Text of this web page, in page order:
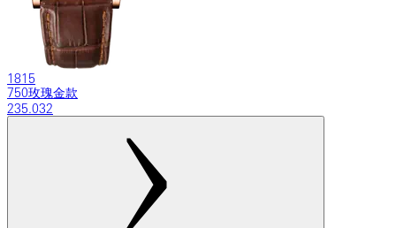
1815
750玫瑰金款
235.032